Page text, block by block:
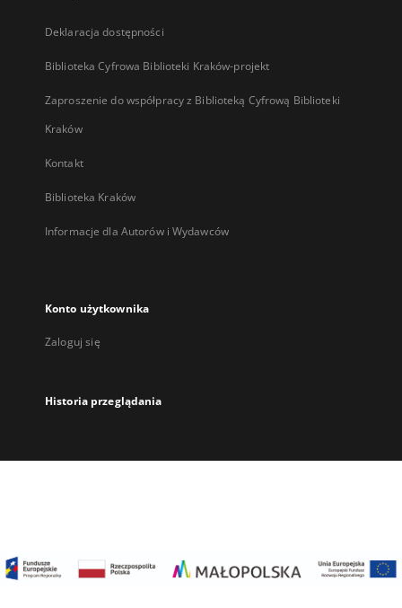
Deklaracja dostępności
Biblioteka Cyfrowa Biblioteki Kraków-projekt
Zaproszenie do współpracy z Biblioteką Cyfrową Biblioteki
Kraków
Kontakt
Biblioteka Kraków
Informacje dla Autorów i Wydawców
Konto użytkownika
Zaloguj się
Historia przeglądania